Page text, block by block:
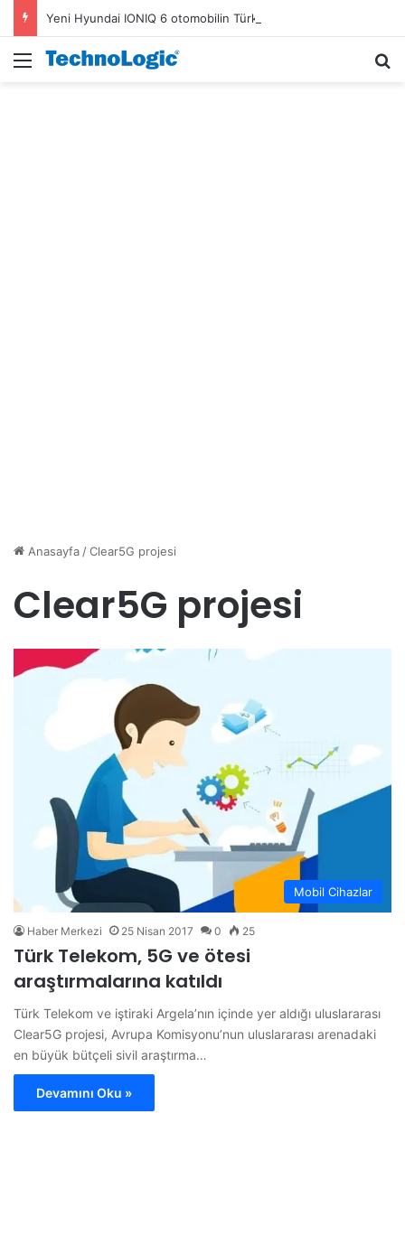
Yeni Hyundai IONIQ 6 otomobilin Türkiye fiyatı belli oldu
Menü
Anasayfa/Clear5G projesi
Clear5G projesi
Mobil Cihazlar
Haber Merkezi 25 Nisan 2017 0 25
Türk Telekom, 5G ve ötesi
araştırmalarına katıldı
Türk Telekom ve iştiraki Argela’nın içinde yer aldığı uluslararası
Clear5G projesi, Avrupa Komisyonu’nun uluslararası arenadaki
en büyük bütçeli sivil araştırma…
Devamını Oku »